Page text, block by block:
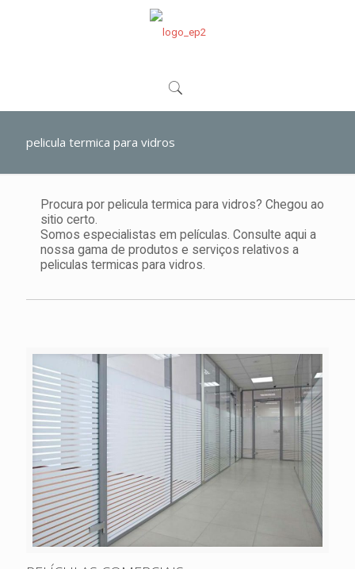
pelicula termica para vidros
Procura por pelicula termica para vidros? Chegou ao
sitio certo.
Somos especialistas em películas. Consulte aqui a
nossa gama de produtos e serviços relativos a
peliculas termicas para vidros.